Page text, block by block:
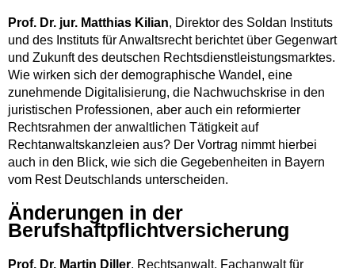
Prof. Dr. jur. Matthias Kilian, Direktor des Soldan Instituts
und des Instituts für Anwaltsrecht berichtet über Gegenwart
und Zukunft des deutschen Rechtsdienstleistungsmarktes.
Wie wirken sich der demographische Wandel, eine
zunehmende Digitalisierung, die Nachwuchskrise in den
juristischen Professionen, aber auch ein reformierter
Rechtsrahmen der anwaltlichen Tätigkeit auf
Rechtanwaltskanzleien aus? Der Vortrag nimmt hierbei
auch in den Blick, wie sich die Gegebenheiten in Bayern
vom Rest Deutschlands unterscheiden.
Änderungen in der
Berufshaftpflichtversicherung
Prof. Dr. Martin Diller, Rechtsanwalt, Fachanwalt für